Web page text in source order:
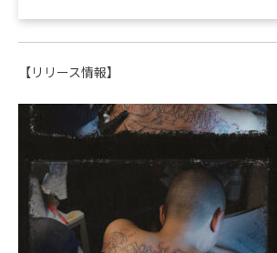
【リリース情報】